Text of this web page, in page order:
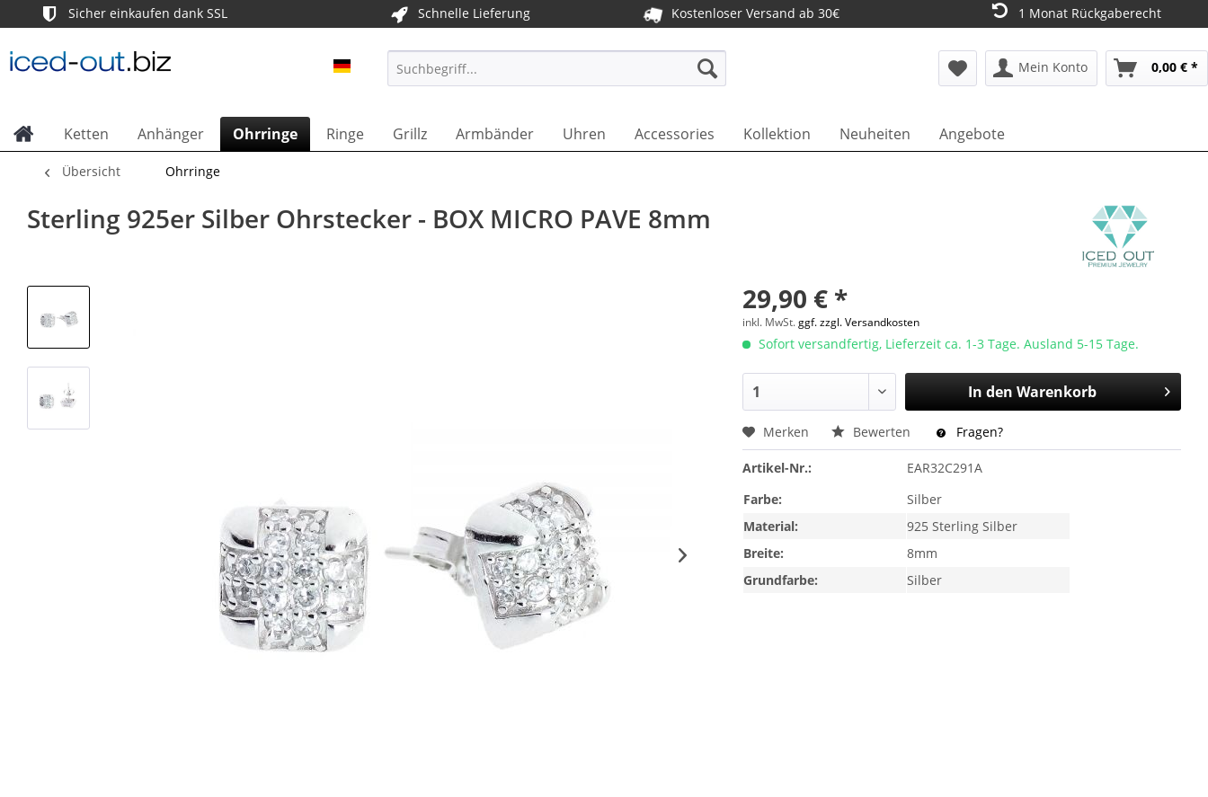
Sicher einkaufen dank SSL Schnelle Lieferung Kostenloser Versand ab 30€ 1 Monat Rückgaberecht
ICED OUT DE Mein Konto 0,00 € *
Ketten Anhänger Ohrringe Ringe Grillz Armbänder Uhren Accessories Kollektion Neuheiten Angebote
Übersicht Ohrringe
Sterling 925er Silber Ohrstecker - BOX MICRO PAVE 8mm
29,90 € *
inkl. MwSt.ggf. zzgl. Versandkosten
Sofort versandfertig, Lieferzeit ca. 1-3 Tage. Ausland 5-15 Tage.
In den Warenkorb
Merken Bewerten Fragen?
Artikel-Nr.:
EAR32C291A
Farbe:
Silber
Material:
925 Sterling Silber
Breite:
8mm
Grundfarbe:
Silber